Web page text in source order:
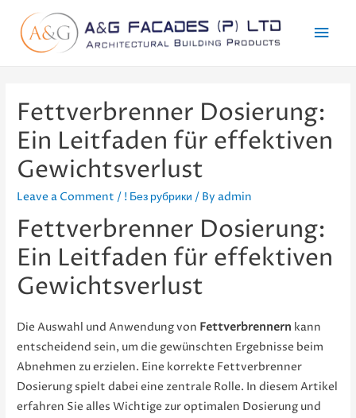
Main
Fettverbrenner Dosierung:
Ein Leitfaden für effektiven
Gewichtsverlust
Leave a Comment / ! Без рубрики / Byadmin
Fettverbrenner Dosierung:
Ein Leitfaden für effektiven
Gewichtsverlust
Die Auswahl und Anwendung von Fettverbrennern kann
entscheidend sein, um die gewünschten Ergebnisse beim
Abnehmen zu erzielen. Eine korrekte Fettverbrenner
Dosierung spielt dabei eine zentrale Rolle. In diesem Artikel
erfahren Sie alles Wichtige zur optimalen Dosierung und